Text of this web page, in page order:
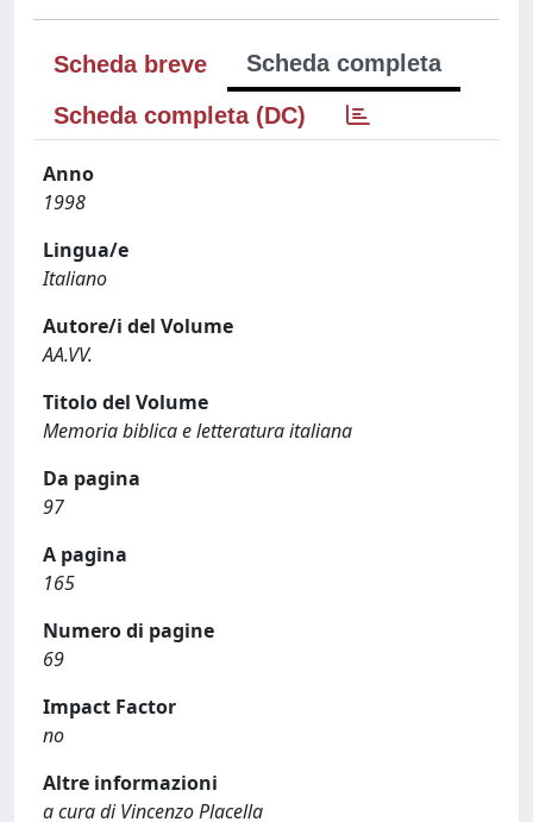
Scheda breve
Scheda completa
Scheda completa (DC)
Anno
1998
Lingua/e
Italiano
Autore/i del Volume
AA.VV.
Titolo del Volume
Memoria biblica e letteratura italiana
Da pagina
97
A pagina
165
Numero di pagine
69
Impact Factor
no
Altre informazioni
a cura di Vincenzo Placella